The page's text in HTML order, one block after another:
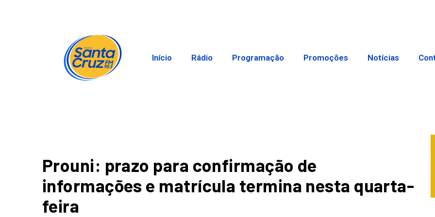
Início Rádio Programação Promoções Notícias
Prouni: prazo para confirmação de
informações e matrícula termina nesta quarta-
feira